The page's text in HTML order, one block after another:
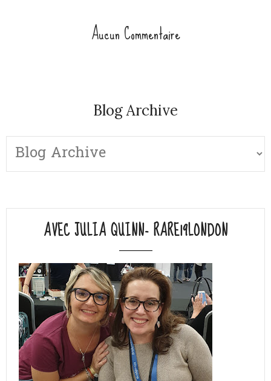
Aucun Commentaire
Blog Archive
AVEC JULIA QUINN- RARE19LONDON